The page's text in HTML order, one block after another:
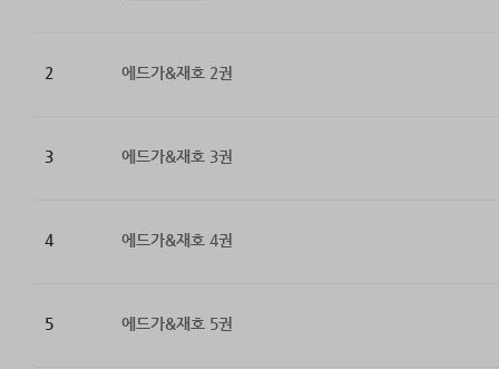
2 에드가&재호 2권
3 에드가&재호 3권
4 에드가&재호 4권
5 에드가&재호 5권